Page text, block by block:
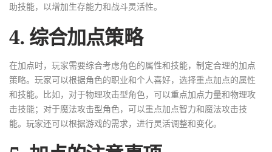
助技能，以增加生存能力和战斗灵活性。
4. 综合加点策略
在加点时，玩家需要综合考虑角色的属性和技能，制定合理的加点
策略。玩家可以根据角色的职业和个人喜好，选择重点加点的属性
和技能。比如，对于物理攻击型角色，可以重点加点力量和物理攻
击技能；对于魔法攻击型角色，可以重点加点智力和魔法攻击技
能。玩家还可以根据游戏的需求，进行灵活调整和变化。